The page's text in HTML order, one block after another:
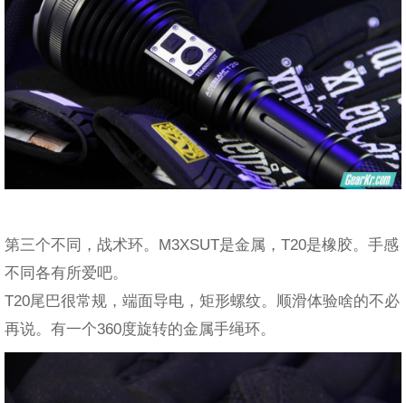
第三个不同，战术环。M3XSUT是金属，T20是橡胶。手感
不同各有所爱吧。
T20尾巴很常规，端面导电，矩形螺纹。顺滑体验啥的不必
再说。有一个360度旋转的金属手绳环。